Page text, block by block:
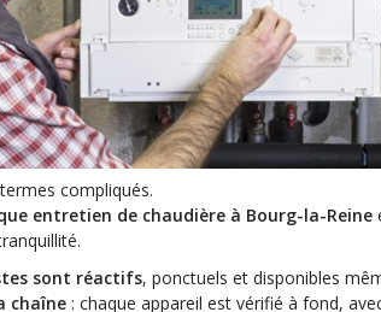
compliqués.
entretien de chaudière à Bourg-la-Reine
sont réactifs, ponctuels et disponibles
chaîne : chaque appareil est vérifié à fond,